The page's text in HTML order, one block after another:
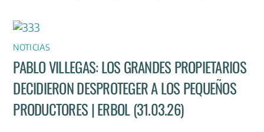
NOTICIAS
PABLO VILLEGAS: LOS GRANDES PROPIETARIOS
DECIDIERON DESPROTEGER A LOS PEQUEÑOS
PRODUCTORES | ERBOL (31.03.26)